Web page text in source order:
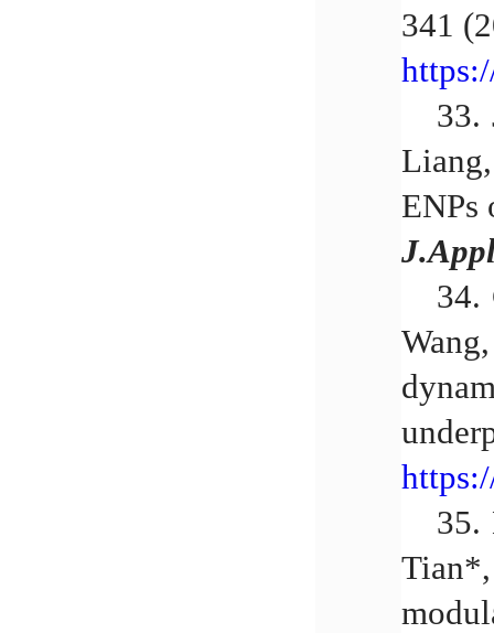
341
33.
ENPs
34.
35.
Tian*,